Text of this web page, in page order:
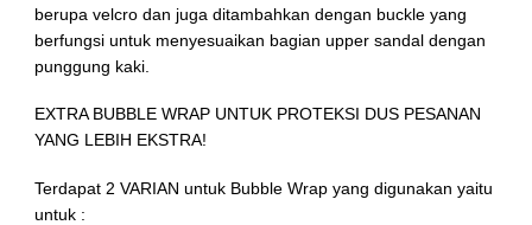
berupa velcro dan juga ditambahkan dengan buckle yang
berfungsi untuk menyesuaikan bagian upper sandal dengan
punggung kaki.
EXTRA BUBBLE WRAP UNTUK PROTEKSI DUS PESANAN
YANG LEBIH EKSTRA!
Terdapat 2 VARIAN untuk Bubble Wrap yang digunakan yaitu
untuk :